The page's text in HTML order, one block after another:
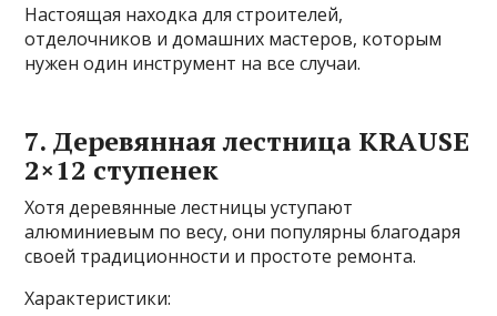
Настоящая находка для строителей,
отделочников и домашних мастеров, которым
нужен один инструмент на все случаи.
7. Деревянная лестница KRAUSE
2×12 ступенек
Хотя деревянные лестницы уступают
алюминиевым по весу, они популярны благодаря
своей традиционности и простоте ремонта.
Характеристики: